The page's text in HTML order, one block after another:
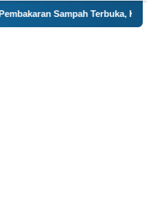
KKN 120 dan Warga